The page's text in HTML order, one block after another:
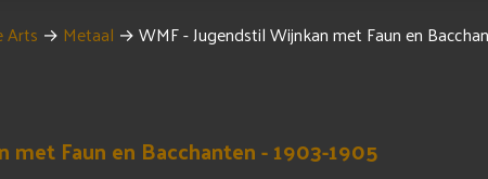
Arts → Metaal →WMF - Jugendstil Wijnkan met Faun en
met Faun en Bacchanten - 1903-1905